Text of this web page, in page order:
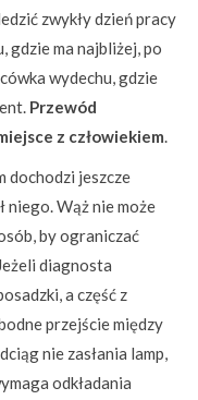
zwykły dzień pracy
gdzie ma najbliżej, po
wydechu, gdzie
Przewód
z człowiekiem
dochodzi jeszcze
niego. Wąż nie może
by ograniczać
diagnosta
a część z
przejście między
nie zasłania lamp,
odkładania